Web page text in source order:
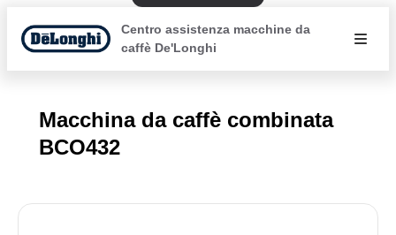
Centro assistenza macchine da
caffè De'Longhi
Macchina da caffè combinata
BCO432